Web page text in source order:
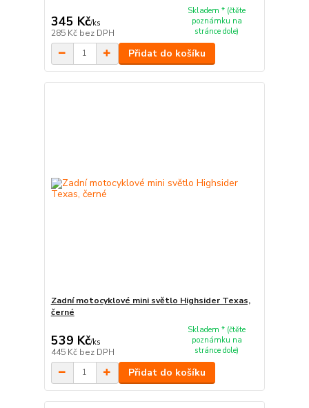
345 Kč/ks
285 Kč bez DPH
Skladem * (čtěte
poznámku na
stránce dole)
Přidat do košíku
Zadní motocyklové mini světlo Highsider Texas,
černé
539 Kč/ks
445 Kč bez DPH
Skladem * (čtěte
poznámku na
stránce dole)
Přidat do košíku